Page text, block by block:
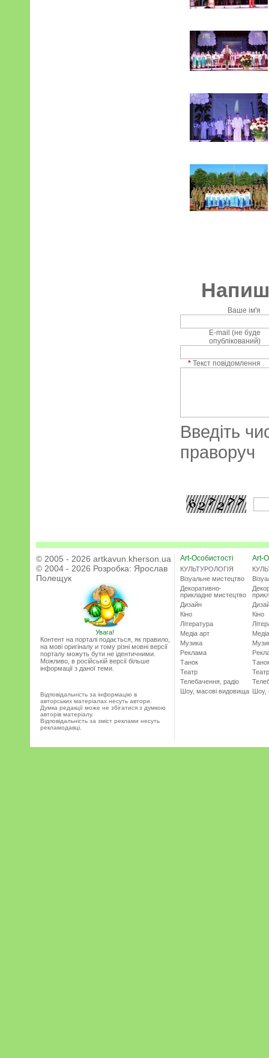
Ваше ім'я
E-mail (не буде
опублікований)
* Текст повідомлення
Введіть
праворуч
© 2005 - 2026 artkavun.kherson.ua
© 2004 - 2026 Розробка: Ярослав
Полещук
Увага!
Контент на порталі подається, як правило,
на мові оригіналу и тому різні мовні версії
порталу можуть бути не ідентичними.
Можливо, в російській версії більше
інформації з даної теми.
Відповідальність за інформацію в
авторських матеріалах несуть автори.
Думка редакції може не збігатися з думкою
авторів матеріалу.
Відповідальність за зміст реклами несуть
рекламодавці.
Art-Особистості
КУЛЬТУРОЛОГІЯ
Візуальне мистецтво
Декоративно-
прикладне мистецтво
Дизайн
Кіно
Література
Медіа арт
Музика
Реклама
Танок
Театр
Телебачення, радіо
Шоу, масові видовища
Art-
Кіно
Театр
Шоу,